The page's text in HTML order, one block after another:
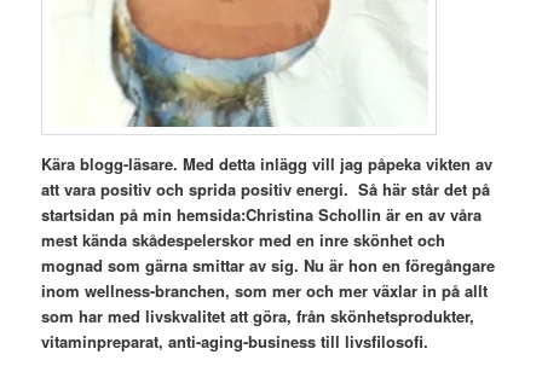
Kära blogg-läsare. Med detta inlägg vill jagpåpeka vikten av
att vara positiv och sprida positiv energi. Så här står det på
startsidan på min hemsida:Christina Schollin är en av våra
mest kända skådespelerskor med en inre skönhet och
mognad som gärna smittar av sig. Nu är hon en föregångare
inom wellness-branchen, som mer och mer växlar in på allt
som har med livskvalitet att göra, från skönhetsprodukter,
vitaminpreparat, anti-aging-business till livsfilosofi.